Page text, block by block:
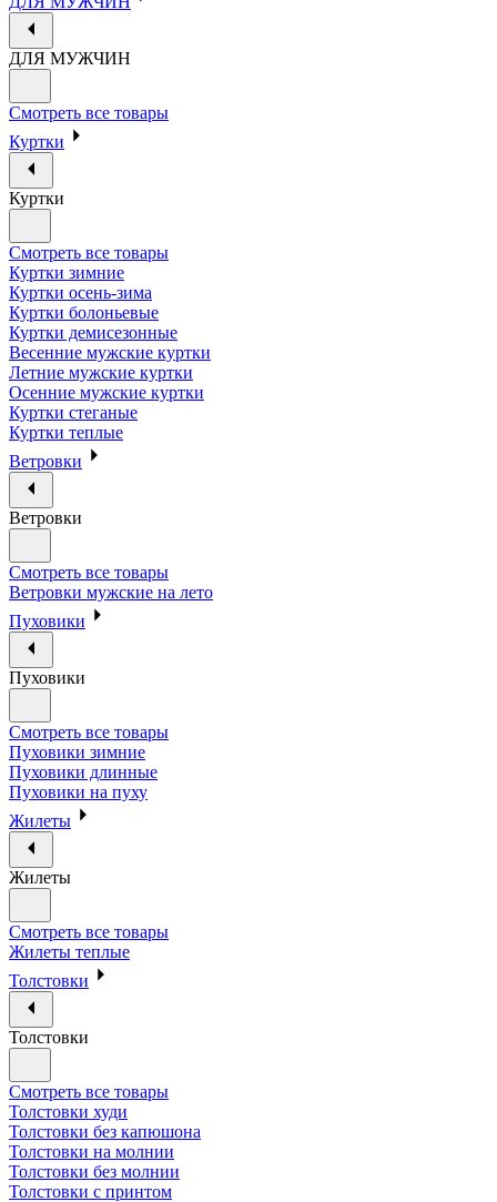
ДЛЯ МУЖЧИН
Смотреть все товары
Куртки
Куртки
Смотреть все товары
Куртки зимние
Куртки осень-зима
Куртки болоньевые
Куртки демисезонные
Весенние мужские куртки
Летние мужские куртки
Осенние мужские куртки
Куртки стеганые
Куртки теплые
Ветровки
Ветровки
Смотреть все товары
Ветровки мужские на лето
Пуховики
Пуховики
Смотреть все товары
Пуховики зимние
Пуховики длинные
Пуховики на пуху
Жилеты
Жилеты
Смотреть все товары
Жилеты теплые
Толстовки
Толстовки
Смотреть все товары
Толстовки худи
Толстовки без капюшона
Толстовки на молнии
Толстовки без молнии
Толстовки с принтом